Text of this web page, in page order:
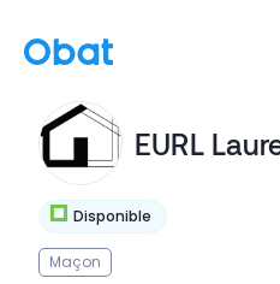
Disponible
EURL
Maçon